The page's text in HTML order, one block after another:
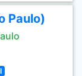
Paulo)